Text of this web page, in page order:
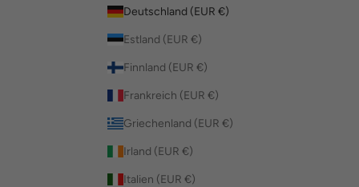
Deutschland (EUR €)
Estland (EUR €)
Finnland (EUR €)
Frankreich (EUR €)
Griechenland (EUR €)
Irland (EUR €)
Italien (EUR €)